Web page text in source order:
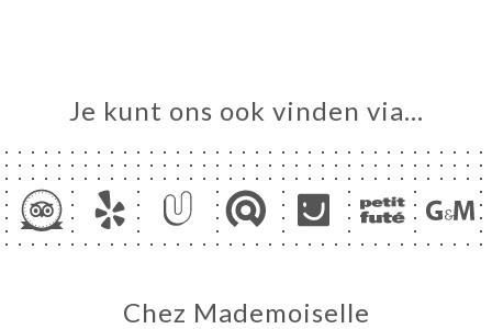
Je kunt ons ook vinden via…
Chez Mademoiselle